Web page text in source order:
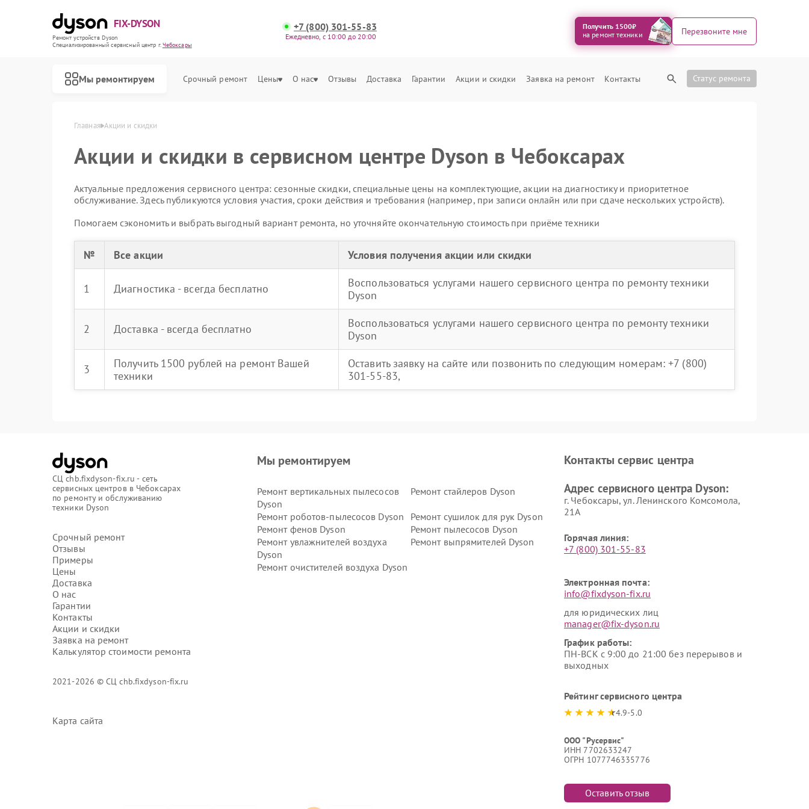
FIX-DYSON
Ремонт устройств Dyson
Специализированный cервисный центр г.Чебоксары
+7 (800) 301-55-83
Ежедневно, с 10:00 до 20:00
Получить 1500₽
на ремонт техники
Перезвоните мне
Мы ремонтируем Срочный ремонт Цены О нас Отзывы Доставка Гарантии Акции и скидки Заявка на ремонт Контакты Статус ремонта
Главная Акции и скидки
Акции и скидки в сервисном центре Dyson в Чебоксарах
Актуальные предложения сервисного центра: сезонные скидки, специальные цены на комплектующие, акции на диагностику и приоритетное
обслуживание. Здесь публикуются условия участия, сроки действия и требования (например, при записи онлайн или при сдаче нескольких устройств).
Помогаем сэкономить и выбрать выгодный вариант ремонта, но уточняйте окончательную стоимость при приёме техники
№ Все акции Условия получения акции или скидки
1 Диагностика - всегда бесплатно
Воспользоваться услугами нашего сервисного центра по ремонту техники
Dyson
2 Доставка - всегда бесплатно
Воспользоваться услугами нашего сервисного центра по ремонту техники
Dyson
3
Получить 1500 рублей на ремонт Вашей
техники
Оставить заявку на сайте или позвонить по следующим номерам: +7 (800)
301-55-83,
СЦ chb.fixdyson-fix.ru - сеть
сервисных центров в Чебоксарах
по ремонту и обслуживанию
техники Dyson
Срочный ремонт
Отзывы
Примеры
Цены
Доставка
О нас
Гарантии
Контакты
Акции и скидки
Заявка на ремонт
Калькулятор стоимости ремонта
2021-2026 © СЦ chb.fixdyson-fix.ru
Карта сайта
Мы ремонтируем
Ремонт вертикальных пылесосов
Dyson
Ремонт стайлеров Dyson
Ремонт роботов-пылесосов Dyson
Ремонт сушилок для рук Dyson
Ремонт фенов Dyson
Ремонт пылесосов Dyson
Ремонт увлажнителей воздуха
Dyson
Ремонт выпрямителей Dyson
Ремонт очистителей воздуха Dyson
Контакты сервис центра
Адрес сервисного центра Dyson:
г. Чебоксары, ул. Ленинского Комсомола,
21А
Горячая линия:
+7 (800) 301-55-83
Электронная почта:
info@fixdyson-fix.ru
для юридических лиц
manager@fix-dyson.ru
График работы:
ПН-ВСК с 9:00 до 21:00 без перерывов и
выходных
Рейтинг сервисного центра
4.9-5.0
ООО "Русервис"
ИНН 7702633247
ОГРН 1077746335776
Оставить отзыв